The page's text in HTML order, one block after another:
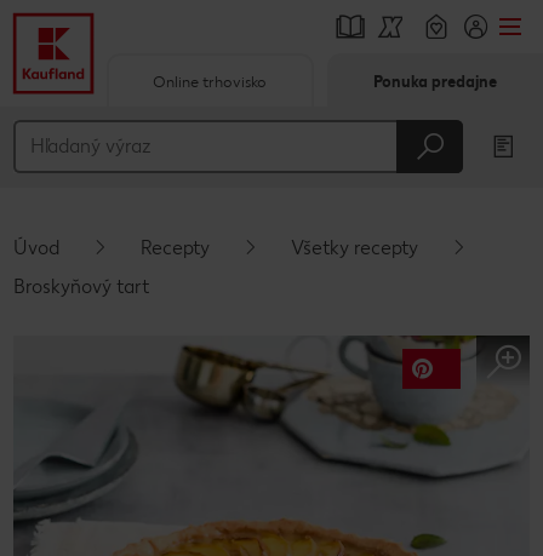
Hlavný obsah
Vyskakovací bočný panel
Online trhovisko Ponuka predajne
Úvod Recepty
Všetky recepty
Broskyňový tart